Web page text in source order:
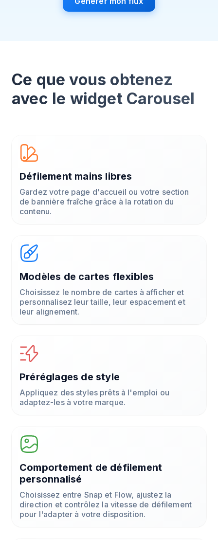
Ce que vous obtenez
avec le widget Carousel
Défilement mains libres
Gardez votre page d'accueil ou votre section
de bannière fraîche grâce à la rotation du
contenu.
Modèles de cartes flexibles
Choisissez le nombre de cartes à afficher et
personnalisez leur taille, leur espacement et
leur alignement.
Préréglages de style
Appliquez des styles prêts à l'emploi ou
adaptez-les à votre marque.
Comportement de défilement
personnalisé
Choisissez entre Snap et Flow, ajustez la
direction et contrôlez la vitesse de défilement
pour l'adapter à votre disposition.